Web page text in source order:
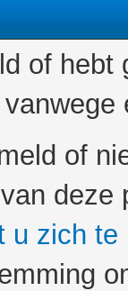
of
of
u zich te